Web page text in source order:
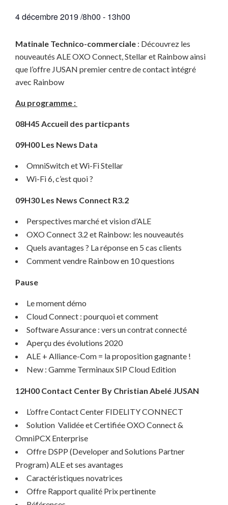
4 décembre 2019 /8h00 - 13h00
Matinale Technico-commerciale : Découvrez les
nouveautés ALE OXO Connect, Stellar et Rainbow ainsi
que l’offre JUSAN premier centre de contact intégré
avec Rainbow
Au programme :
08H45 Accueil des particpants
09H00 Les News Data
OmniSwitch et Wi-Fi Stellar
Wi-Fi 6, c’est quoi ?
09H30 Les News Connect R3.2
Perspectives marché et vision d’ALE
OXO Connect 3.2 et Rainbow: les nouveautés
Quels avantages ? La réponse en 5 cas clients
Comment vendre Rainbow en 10 questions
Pause
Le moment démo
Cloud Connect : pourquoi et comment
Software Assurance : vers un contrat connecté
Aperçu des évolutions 2020
ALE + Alliance-Com = la proposition gagnante !
New : Gamme Terminaux SIP Cloud Edition
12H00 Contact Center By Christian Abelé JUSAN
L’offre Contact Center FIDELITY CONNECT
Solution Validée et Certifiée OXO Connect &
OmniPCX Enterprise
Offre DSPP (Developer and Solutions Partner
Program) ALE et ses avantages
Caractéristiques novatrices
Offre Rapport qualité Prix pertinente